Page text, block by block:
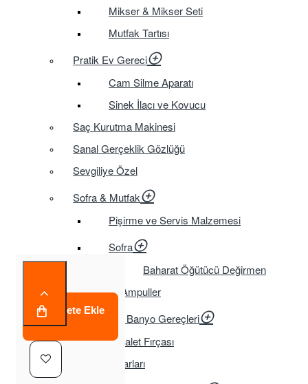
Mikser & Mikser Seti
Mutfak Tartısı
Pratik Ev Gereci
Cam Silme Aparatı
Sinek İlacı ve Kovucu
Saç Kurutma Makinesi
Sanal Gerçeklik Gözlüğü
Sevgiliye Özel
Sofra & Mutfak
Pişirme ve Servis Malzemesi
Sofra
Baharat Öğütücü Değirmen
Tasarruflu Ampuller
Temizlik ve Banyo Gereçleri
Tuvalet Fırçası
TV Aksesuarları
Sepete Ekle